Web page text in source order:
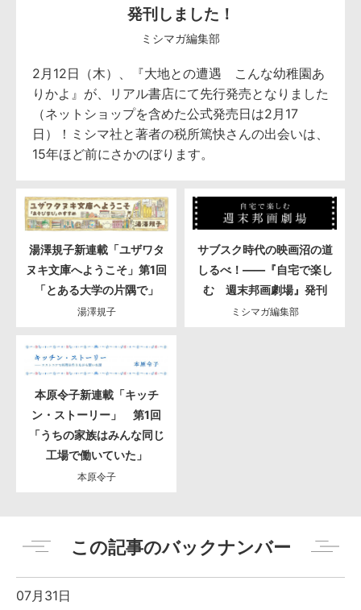
発刊しました！
ミシマガ編集部
2月12日（木）、『大地との遭遇 こんな幼稚園あ
りかよ』が、リアル書店にて先行発売となりました
（ネットショップを含めた公式発売日は2月17
日）！ミシマ社と著者の税所篤快さんの出会いは、
15年ほど前にさかのぼります。
湯澤規子新連載「ユザワタ
ヌキ文庫へようこそ」第1回
「とある大学の片隅で」
湯澤規子
サブスク時代の映画沼の道
しるべ！――『自宅で楽し
む 週末邦画劇場』発刊
ミシマガ編集部
本原令子新連載「キッチ
ン・ストーリー」 第1回
「うちの家族はみんな同じ
工場で働いていた」
本原令子
この記事のバックナンバー
07月31日